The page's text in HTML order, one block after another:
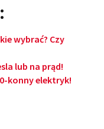
wybrać? Czy
lub na prąd!
konny elektryk!